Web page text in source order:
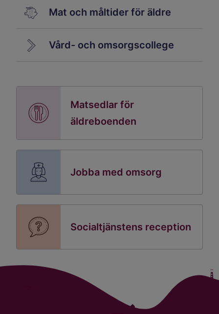
Mat och måltider för äldre
Vård- och omsorgscollege
Matsedlar för
äldreboenden
Jobba med omsorg
Socialtjänstens reception